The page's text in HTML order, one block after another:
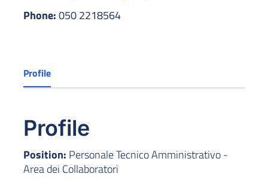
Phone:050 2218564
Profile
Profile
Position: Personale Tecnico Amministrativo -
Area dei Collaboratori